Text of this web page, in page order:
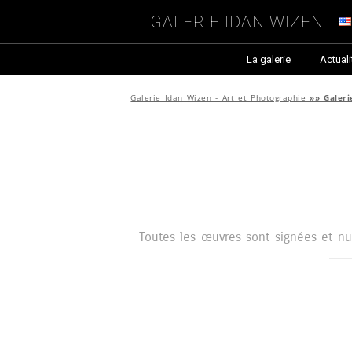
Galerie Idan Wizen
La galerie
Galerie Idan Wizen - Art et Photographie »»
Toutes les œuvres sont signées et